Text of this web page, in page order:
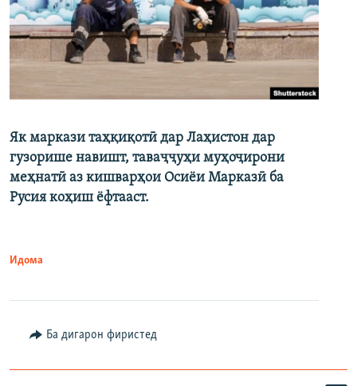
Як маркази таҳқиқотӣ дар Лаҳистон дар
гузорише навишт, таваҷҷуҳи муҳоҷирони
меҳнатӣ аз кишварҳои Осиёи Марказӣ ба
Русия коҳиш ёфтааст.
Идома
Ба дигарон фиристед